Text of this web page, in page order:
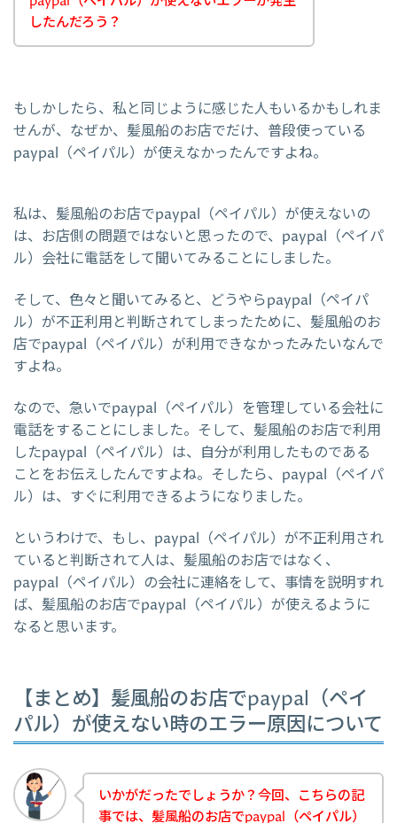
したんだろう？
もしかしたら、私と同じように感じた人もいるかもしれま
せんが、なぜか、髪風船のお店でだけ、普段使っている
paypal（ペイパル）が使えなかったんですよね。
私は、髪風船のお店でpaypal（ペイパル）が使えないの
は、お店側の問題ではないと思ったので、paypal（ペイパ
ル）会社に電話をして聞いてみることにしました。
そして、色々と聞いてみると、どうやらpaypal（ペイパ
ル）が不正利用と判断されてしまったために、髪風船のお
店でpaypal（ペイパル）が利用できなかったみたいなんで
すよね。
なので、急いでpaypal（ペイパル）を管理している会社に
電話をすることにしました。そして、髪風船のお店で利用
したpaypal（ペイパル）は、自分が利用したものである
ことをお伝えしたんですよね。そしたら、paypal（ペイパ
ル）は、すぐに利用できるようになりました。
というわけで、もし、paypal（ペイパル）が不正利用され
ていると判断されて人は、髪風船のお店ではなく、
paypal（ペイパル）の会社に連絡をして、事情を説明すれ
ば、髪風船のお店でpaypal（ペイパル）が使えるように
なると思います。
【まとめ】髪風船のお店でpaypal（ペイ
パル）が使えない時のエラー原因について
いかがだったでしょうか？今回、こちらの記
事では、髪風船のお店でpaypal（ペイパル）